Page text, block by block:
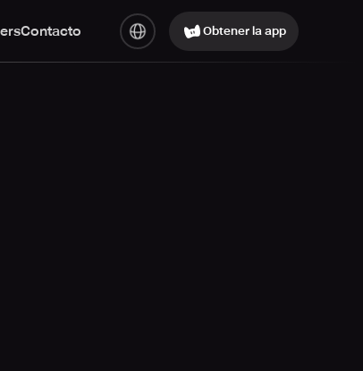
Contacto Obtener la app